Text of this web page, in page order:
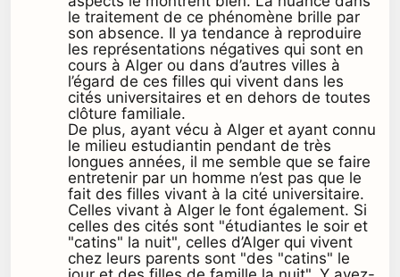
le traitement de ce phénomène brille par
son absence. Il ya tendance à reproduire
les représentations négatives qui sont en
cours à Alger ou dans d’autres villes à
l’égard de ces filles qui vivent dans les
cités universitaires et en dehors de toutes
clôture familiale.
De plus, ayant vécu à Alger et ayant connu
le milieu estudiantin pendant de très
longues années, il me semble que se faire
entretenir par un homme n’est pas que le
fait des filles vivant à la cité universitaire.
Celles vivant à Alger le font également. Si
celles des cités sont "étudiantes le soir et
"catins" la nuit", celles d’Alger qui vivent
chez leurs parents sont "des "catins" le